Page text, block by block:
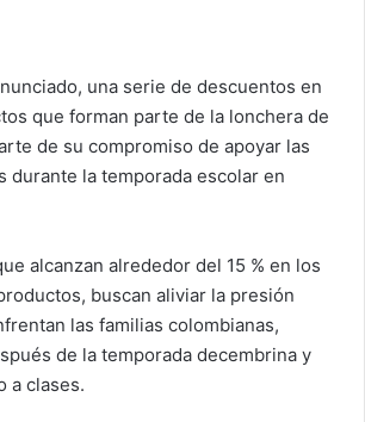
una serie de descuentos en
que forman parte de la lonchera de
de su compromiso de apoyar las
durante la temporada escolar en
alcanzan alrededor del 15 % en los
buscan aliviar la presión
las familias colombianas,
de la temporada decembrina y
a clases.